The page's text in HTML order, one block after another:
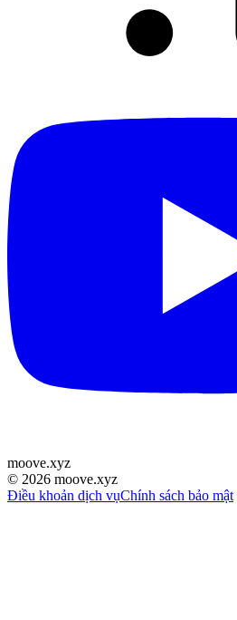
moove.xyz
© 2026 moove.xyz
Điều khoản dịch vụChính sách bảo mật